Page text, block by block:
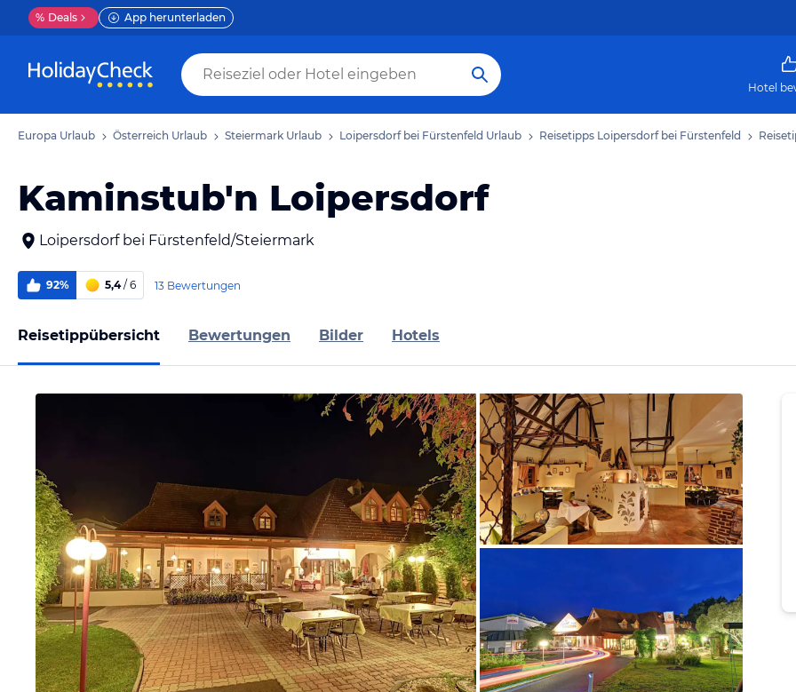
% Deals App herunterladen
Hotel
Europa Urlaub Österreich Urlaub Steiermark Urlaub Loipersdorf bei Fürstenfeld Urlaub Reisetipps Loipersdorf bei Fürstenfeld
Kaminstub'n Loipersdorf
Loipersdorf bei Fürstenfeld/Steiermark
92% 5,4/ 6 13 Bewertungen
Reisetippübersicht Bewertungen Bilder Hotels